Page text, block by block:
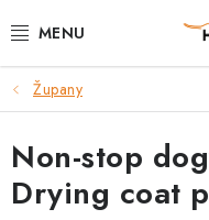
na
POTŘEBY PRO PSY
TAMI PŘEPRAVNÍ BOXY
SPORT SE PSEM
Župany
Non-stop
Drying coat